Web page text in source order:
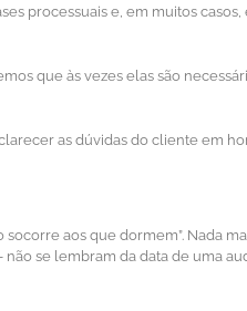
processuais e, em muitos
que às vezes elas são
as dúvidas do cliente em
socorre aos que dormem”. Nada
se lembram da data de uma